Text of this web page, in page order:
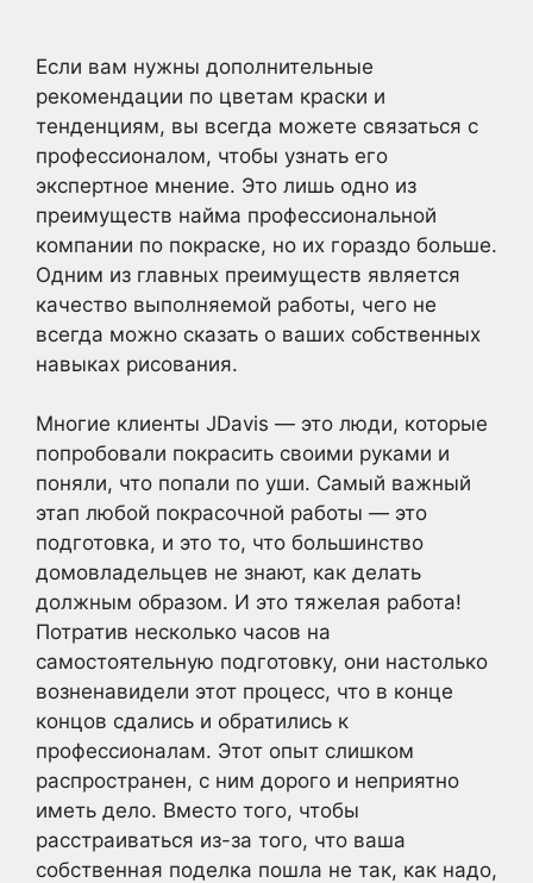
Если вам нужны дополнительные
рекомендации по цветам краски и
тенденциям, вы всегда можете связаться с
профессионалом, чтобы узнать его
экспертное мнение. Это лишь одно из
преимуществ найма профессиональной
компании по покраске, но их гораздо больше.
Одним из главных преимуществ является
качество выполняемой работы, чего не
всегда можно сказать о ваших собственных
навыках рисования.
Многие клиенты JDavis — это люди, которые
попробовали покрасить своими руками и
поняли, что попали по уши. Самый важный
этап любой покрасочной работы — это
подготовка, и это то, что большинство
домовладельцев не знают, как делать
должным образом. И это тяжелая работа!
Потратив несколько часов на
самостоятельную подготовку, они настолько
возненавидели этот процесс, что в конце
концов сдались и обратились к
профессионалам. Этот опыт слишком
распространен, с ним дорого и неприятно
иметь дело. Вместо того, чтобы
расстраиваться из-за того, что ваша
собственная поделка пошла не так, как надо,